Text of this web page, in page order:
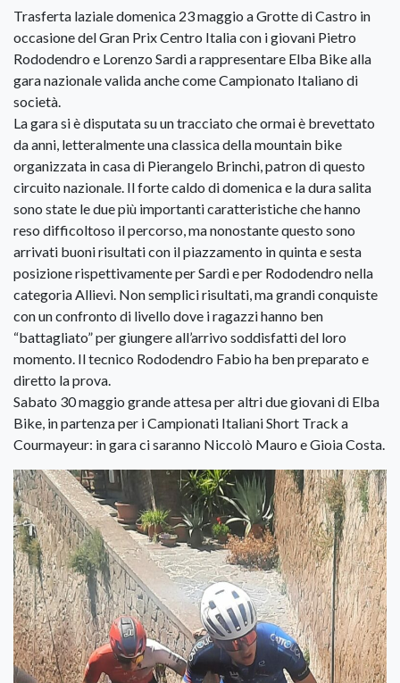
Trasferta laziale domenica 23 maggio a Grotte di Castro in
occasione del Gran Prix Centro Italia con i giovani Pietro
Rododendro e Lorenzo Sardi a rappresentare Elba Bike alla
gara nazionale valida anche come Campionato Italiano di
società.
La gara si è disputata su un tracciato che ormai è brevettato
da anni, letteralmente una classica della mountain bike
organizzata in casa di Pierangelo Brinchi, patron di questo
circuito nazionale. Il forte caldo di domenica e la dura salita
sono state le due più importanti caratteristiche che hanno
reso difficoltoso il percorso, ma nonostante questo sono
arrivati buoni risultati con il piazzamento in quinta e sesta
posizione rispettivamente per Sardi e per Rododendro nella
categoria Allievi. Non semplici risultati, ma grandi conquiste
con un confronto di livello dove i ragazzi hanno ben
“battagliato” per giungere all’arrivo soddisfatti del loro
momento. Il tecnico Rododendro Fabio ha ben preparato e
diretto la prova.
Sabato 30 maggio grande attesa per altri due giovani di Elba
Bike, in partenza per i Campionati Italiani Short Track a
Courmayeur: in gara ci saranno Niccolò Mauro e Gioia Costa.